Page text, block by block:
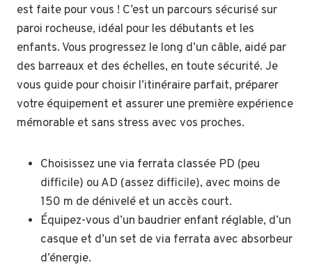
est faite pour vous ! C’est un parcours sécurisé sur
paroi rocheuse, idéal pour les débutants et les
enfants. Vous progressez le long d’un câble, aidé par
des barreaux et des échelles, en toute sécurité. Je
vous guide pour choisir l’itinéraire parfait, préparer
votre équipement et assurer une première expérience
mémorable et sans stress avec vos proches.
Choisissez une via ferrata classée PD (peu
difficile) ou AD (assez difficile), avec moins de
150 m de dénivelé et un accès court.
Équipez-vous d’un baudrier enfant réglable, d’un
casque et d’un set de via ferrata avec absorbeur
d’énergie.